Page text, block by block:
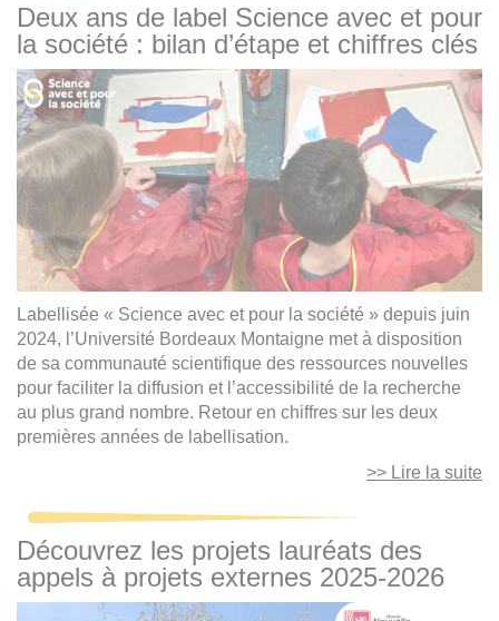
Deux ans de label Science avec et pour
la société : bilan d’étape et chiffres clés
Labellisée « Science avec et pour la société » depuis juin
2024, l’Université Bordeaux Montaigne met à disposition
de sa communauté scientifique des ressources nouvelles
pour faciliter la diffusion et l’accessibilité de la recherche
au plus grand nombre. Retour en chiffres sur les deux
premières années de labellisation.
>> Lire la suite
Découvrez les projets lauréats des
appels à projets externes 2025-2026